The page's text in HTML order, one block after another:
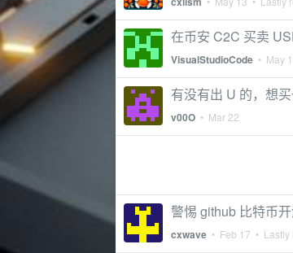
在币安 C2C 买卖
VisualStudioCode • May
有没有出 U 的，想
v00O • Mar 22
警惕 github 比特币
cxwave • Feb 17 •